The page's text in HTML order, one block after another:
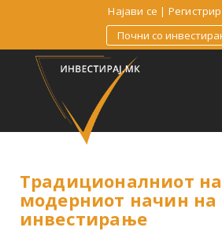
Најави се |
Почни со
Традиционалниот
модерниот начин на
инвестирање